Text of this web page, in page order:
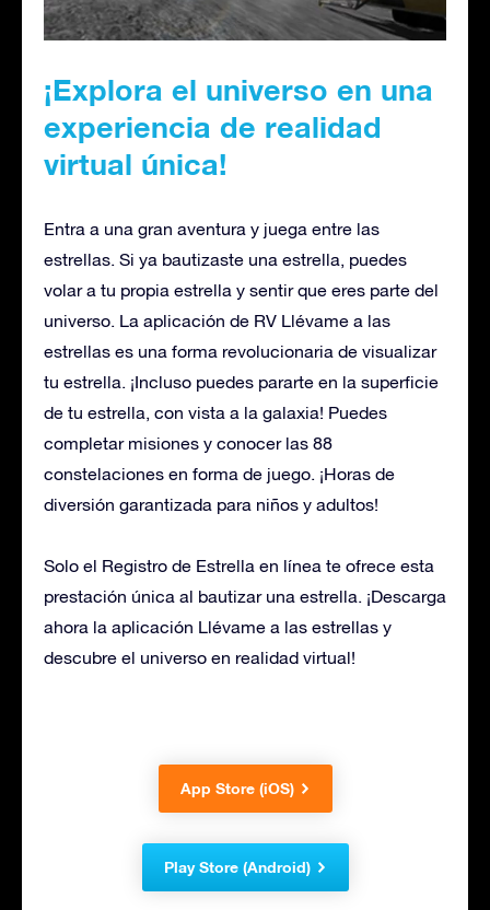
¡Explora el universo en una
experiencia de realidad
virtual única!
Entra a una gran aventura y juega entre las
estrellas. Si ya bautizaste una estrella, puedes
volar a tu propia estrella y sentir que eres parte del
universo. La aplicación de RV Llévame a las
estrellas es una forma revolucionaria de visualizar
tu estrella. ¡Incluso puedes pararte en la superficie
de tu estrella, con vista a la galaxia! Puedes
completar misiones y conocer las 88
constelaciones en forma de juego. ¡Horas de
diversión garantizada para niños y adultos!
Solo el Registro de Estrella en línea te ofrece esta
prestación única al bautizar una estrella. ¡Descarga
ahora la aplicación Llévame a las estrellas y
descubre el universo en realidad virtual!
App Store (iOS)
Play Store (Android)